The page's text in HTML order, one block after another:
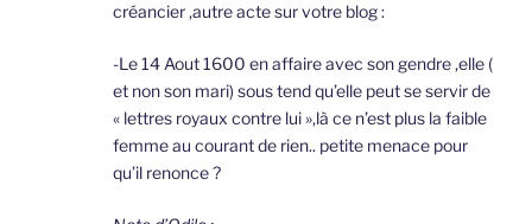
créancier ,autre acte sur votre blog :
-Le 14 Aout 1600 en affaire avec son gendre ,elle (
et non son mari) sous tend qu’elle peut se servir de
« lettres royaux contre lui »,là ce n’est plus la faible
femme au courant de rien.. petite menace pour
qu’il renonce ?